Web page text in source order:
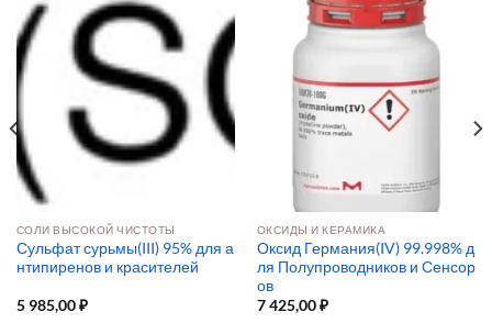
СОЛИ ВЫСОКОЙ ЧИСТОТЫ
Сульфат сурьмы(III) 95% для а
нтипиренов и красителей
5 985,00₽
ОКСИДЫ И КЕРАМИКА
Оксид Германия(IV) 99.998% д
ля Полупроводников и Сенсор
ов
7 425,00₽